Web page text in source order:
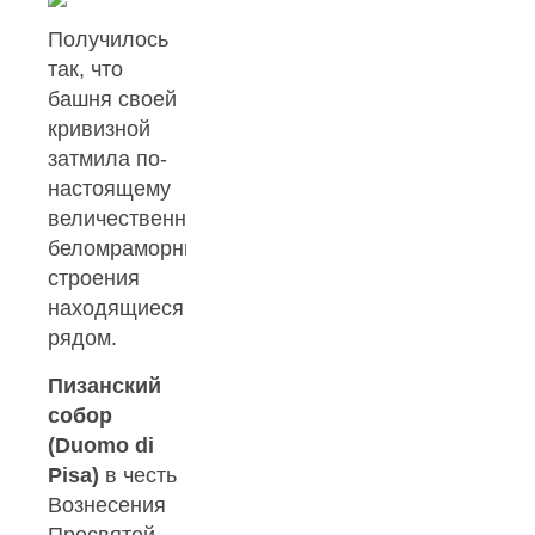
Получилось
так, что
башня своей
кривизной
затмила по-
настоящему
величественные,
беломраморные
строения
находящиеся
рядом.
Пизанский
собор
(Duomo di
Pisa) в честь
Вознесения